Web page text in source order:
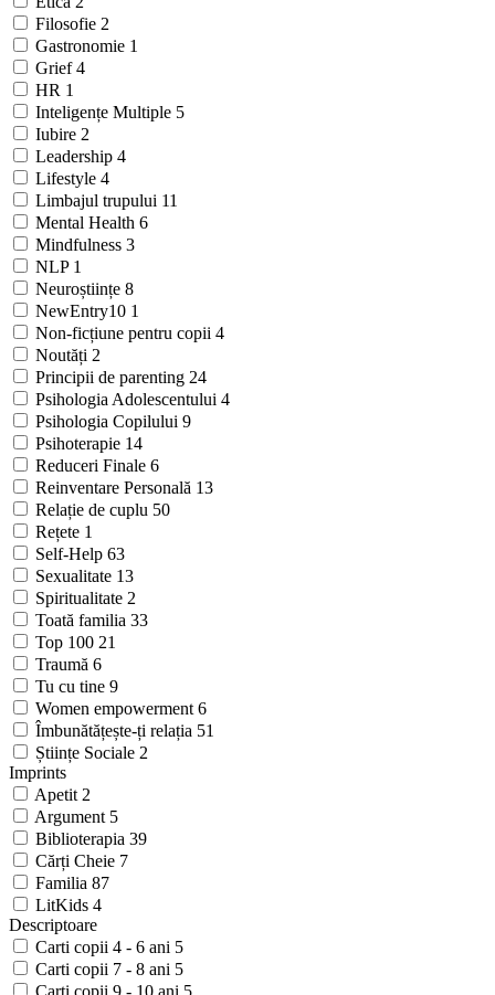
Filosofie 2
Gastronomie 1
Grief4
HR 1
Inteligențe Multiple 5
Iubire 2
Leadership 4
Lifestyle 4
Limbajul trupului 11
Mental Health 6
Mindfulness 3
NLP 1
Neuroștiințe 8
NewEntry10 1
Non-ficțiune pentru copii 4
Noutăți 2
Principii de parenting 24
Psihologia Adolescentului 4
Psihologia Copilului 9
Psihoterapie 14
Reduceri Finale 6
Reinventare Personală 13
Relație de cuplu 50
Rețete 1
Self-Help 63
Sexualitate 13
Spiritualitate 2
Toată familia 33
Top 100 21
Traumă 6
Tu cu tine 9
Women empowerment 6
Îmbunătățește-ți relația 51
Științe Sociale 2
Imprints
Apetit 2
Argument 5
Biblioterapia 39
Cărți Cheie 7
Familia 87
LitKids 4
Descriptoare
Carti copii 4 - 6 ani 5
Carti copii 7 - 8 ani 5